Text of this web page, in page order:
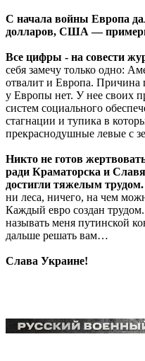
С начала войны Европа
долларов, США —
Все цифры - на совести
себя замечу только одно:
отвалит и Европа. Причина
у Европы нет. У нее своих
систем социального
стагнации и тупика в
прекраснодушные левые с
Никто не готов
ради Краматорска и
достигли тяжелым трудом.
ни леса, ничего, на чем
Каждый евро создан
называть меня путинской
дальше решать вам…
Слава Украине!